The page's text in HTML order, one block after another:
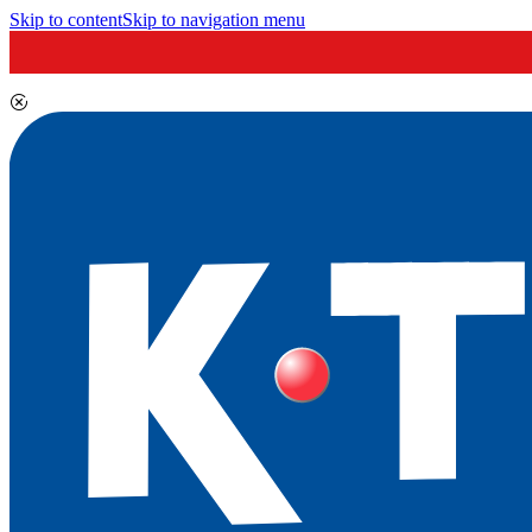
Skip to contentSkip to navigation menu